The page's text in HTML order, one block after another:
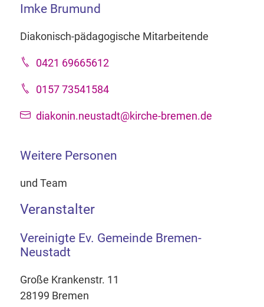
Imke Brumund
Diakonisch-pädagogische Mitarbeitende
0421 69665612
0157 73541584
diakonin.neustadt@kirche-bremen.de
Weitere Personen
und Team
Veranstalter
Vereinigte Ev. Gemeinde Bremen-
Neustadt
Große Krankenstr. 11
28199 Bremen